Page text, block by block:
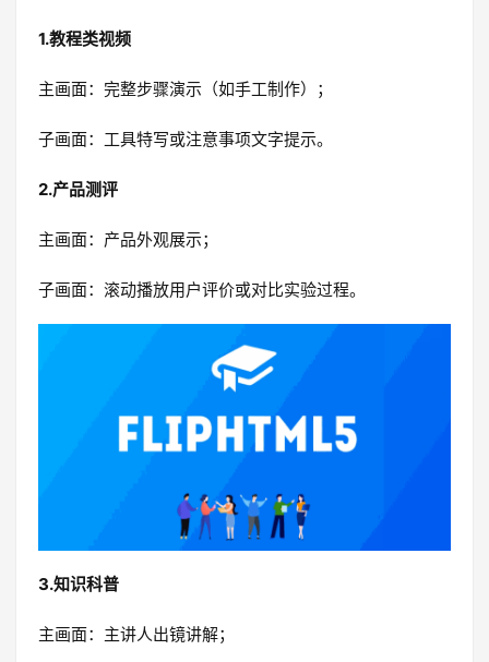
1.教程类视频
主画面：完整步骤演示（如手工制作）；
子画面：工具特写或注意事项文字提示。
2.产品测评
主画面：产品外观展示；
子画面：滚动播放用户评价或对比实验过程。
3.知识科普
主画面：主讲人出镜讲解；